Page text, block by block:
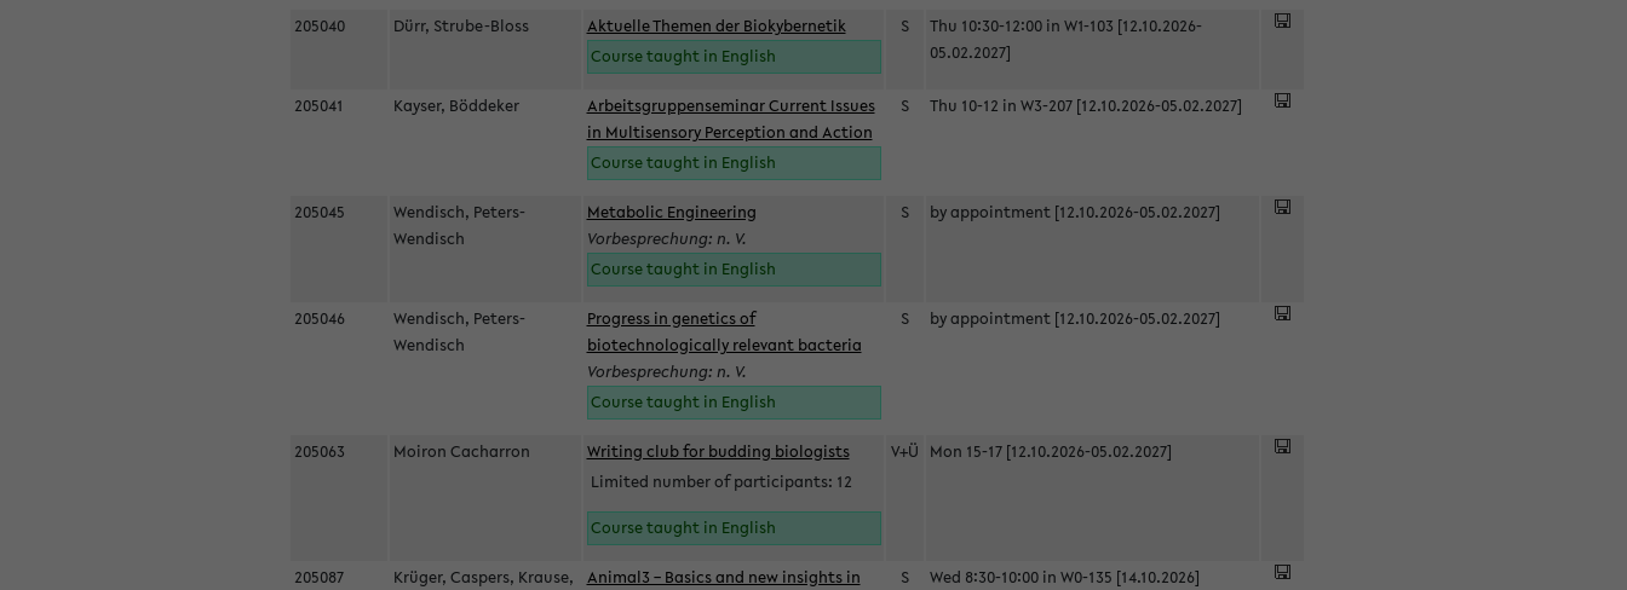
205040 Dürr, Strube-Bloss
Aktuelle Themen der Biokybernetik
Course taught in English
S
Thu 10:30-12:00 in W1-103 [12.10.2026-
05.02.2027]
205041 Kayser, Böddeker
Arbeitsgruppenseminar Current Issues
in Multisensory Perception and Action
Course taught in English
S Thu 10-12 in W3-207 [12.10.2026-05.02.2027]
205045
Wendisch, Peters-
Wendisch
Metabolic Engineering
Vorbesprechung: n. V.
Course taught in English
S by appointment [12.10.2026-05.02.2027]
205046
Wendisch, Peters-
Wendisch
Progress in genetics of
biotechnologically relevant bacteria
Vorbesprechung: n. V.
Course taught in English
S by appointment [12.10.2026-05.02.2027]
205063 Moiron Cacharron
Writing club for budding biologists
Limited number of participants: 12
Course taught in English
V+Ü Mon 15-17 [12.10.2026-05.02.2027]
205087
Krüger, Caspers, Krause,
Animal3 – Basics and new insights in
S
Wed 8:30-10:00 in W0-135 [14.10.2026]